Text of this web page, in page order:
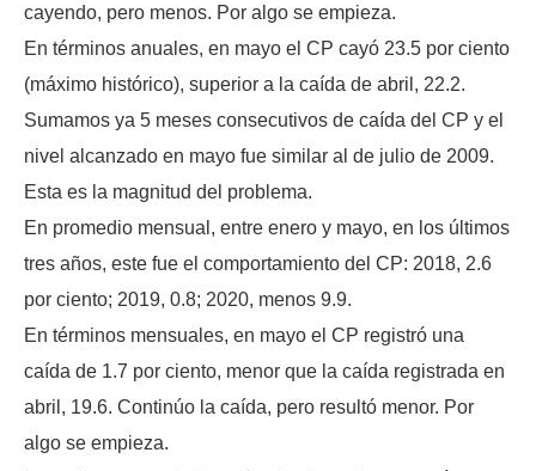
cayendo, pero menos. Por algo se empieza.
En términos anuales, en mayo el CP cayó 23.5 por ciento
(máximo histórico), superior a la caída de abril, 22.2.
Sumamos ya 5 meses consecutivos de caída del CP y el
nivel alcanzado en mayo fue similar al de julio de 2009.
Esta es la magnitud del problema.
En promedio mensual, entre enero y mayo, en los últimos
tres años, este fue el comportamiento del CP: 2018, 2.6
por ciento; 2019, 0.8; 2020, menos 9.9.
En términos mensuales, en mayo el CP registró una
caída de 1.7 por ciento, menor que la caída registrada en
abril, 19.6. Continúo la caída, pero resultó menor. Por
algo se empieza.